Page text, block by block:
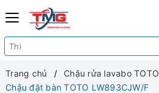
Trang chủ
Chậu rửa lavabo TOTO
Chậu đặt bàn TOTO LW893CJW/F